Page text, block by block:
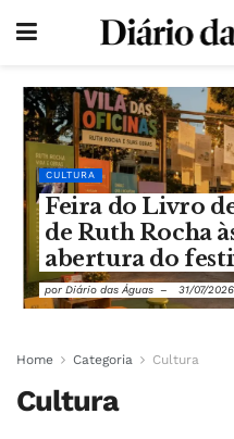
CULTURA
Feira do Livro
de Ruth Rocha
abertura do
por Diário das Águas 31/07/2026
Home Categoria Cultura
Cultura